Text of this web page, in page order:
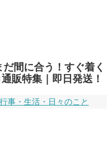
だ間に合う！すぐ着く
販特集｜即日発送！
行事・生活・日々のこと